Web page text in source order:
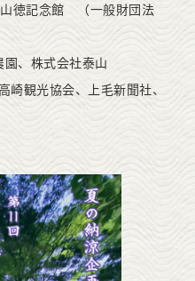
記念館 （一般財団法
株式会社泰山
観光協会、上毛新聞社、